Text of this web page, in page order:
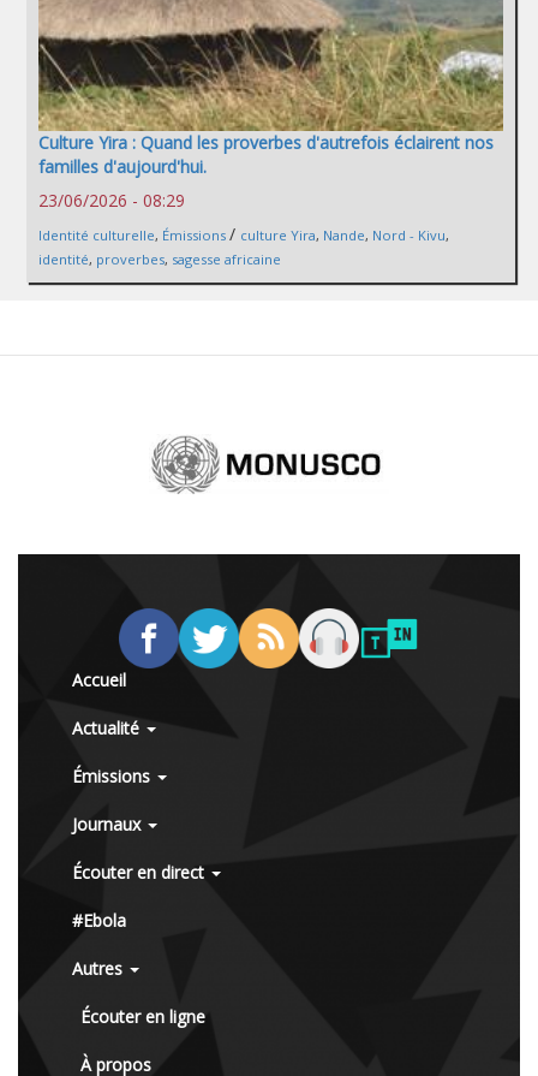
Culture Yira : Quand les proverbes d'autrefois éclairent nos
familles d'aujourd'hui.
23/06/2026 - 08:29
Identité culturelle, Émissions / culture Yira, Nande, Nord - Kivu,
identité, proverbes, sagesse africaine
Accueil
Actualité
Émissions
Journaux
Écouter en direct
#Ebola
Autres
Écouter en ligne
À propos